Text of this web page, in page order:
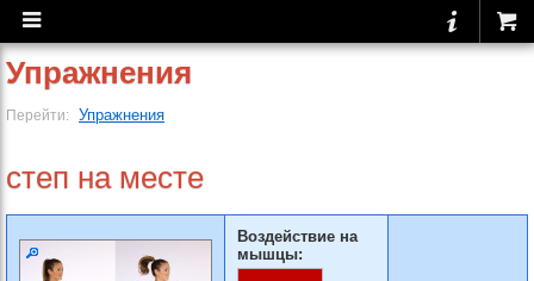
Упражнения
Перейти: Упражнения
степ на месте
Воздействие на
мышцы: